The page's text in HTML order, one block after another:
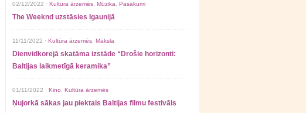
02/12/2022 · Kultūra ārzemēs Mūzika Pasākumi
The Weeknd uzstāsies Igaunijā
11/11/2022 · Kultūra ārzemēs Māksla
Dienvidkorejā skatāma izstāde “Drošie horizonti:
Baltijas laikmetīgā keramika”
01/11/2022 · Kino Kultūra ārzemēs
Ņujorkā sākas jau piektais Baltijas filmu festivāls